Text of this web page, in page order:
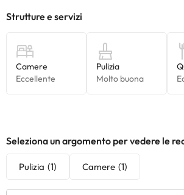
Seleziona un argomento per vedere le
Pulizia (1) Camere (1)